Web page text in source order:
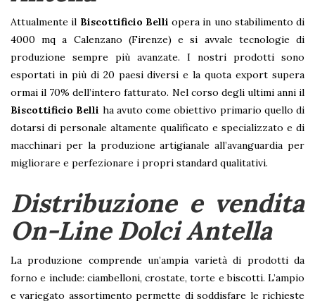
Attualmente il Biscottificio Belli opera in uno stabilimento di
4000 mq a Calenzano (Firenze) e si avvale tecnologie di
produzione sempre più avanzate. I nostri prodotti sono
esportati in più di 20 paesi diversi e la quota export supera
ormai il 70% dell’intero fatturato. Nel corso degli ultimi anni il
Biscottificio Belli ha avuto come obiettivo primario quello di
dotarsi di personale altamente qualificato e specializzato e di
macchinari per la produzione artigianale all’avanguardia per
migliorare e perfezionare i propri standard qualitativi.
Distribuzione e vendita
On-Line Dolci Antella
La produzione comprende un’ampia varietà di prodotti da
forno e include: ciambelloni, crostate, torte e biscotti. L’ampio
e variegato assortimento permette di soddisfare le richieste